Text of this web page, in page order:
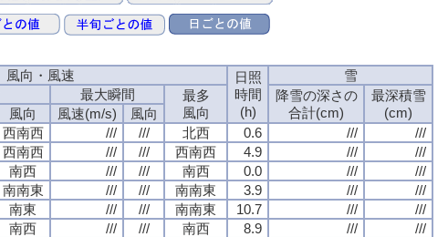
風向・風速
日照
時間
(h)
雪
最大瞬間
最多
風向
降雪の深さの
合計(cm)
最深積雪
(cm)
風向 風速(m/s)
風向
西南西 /// /// 北西 0.6 ///
///
西南西 /// /// 西南西 4.9 ///
///
南西 /// /// 南西 0.0 ///
///
南南東 /// /// 南南東 3.9 ///
///
南東 /// /// 南南東 10.7 ///
///
南西 /// /// 南西 8.9 ///
///